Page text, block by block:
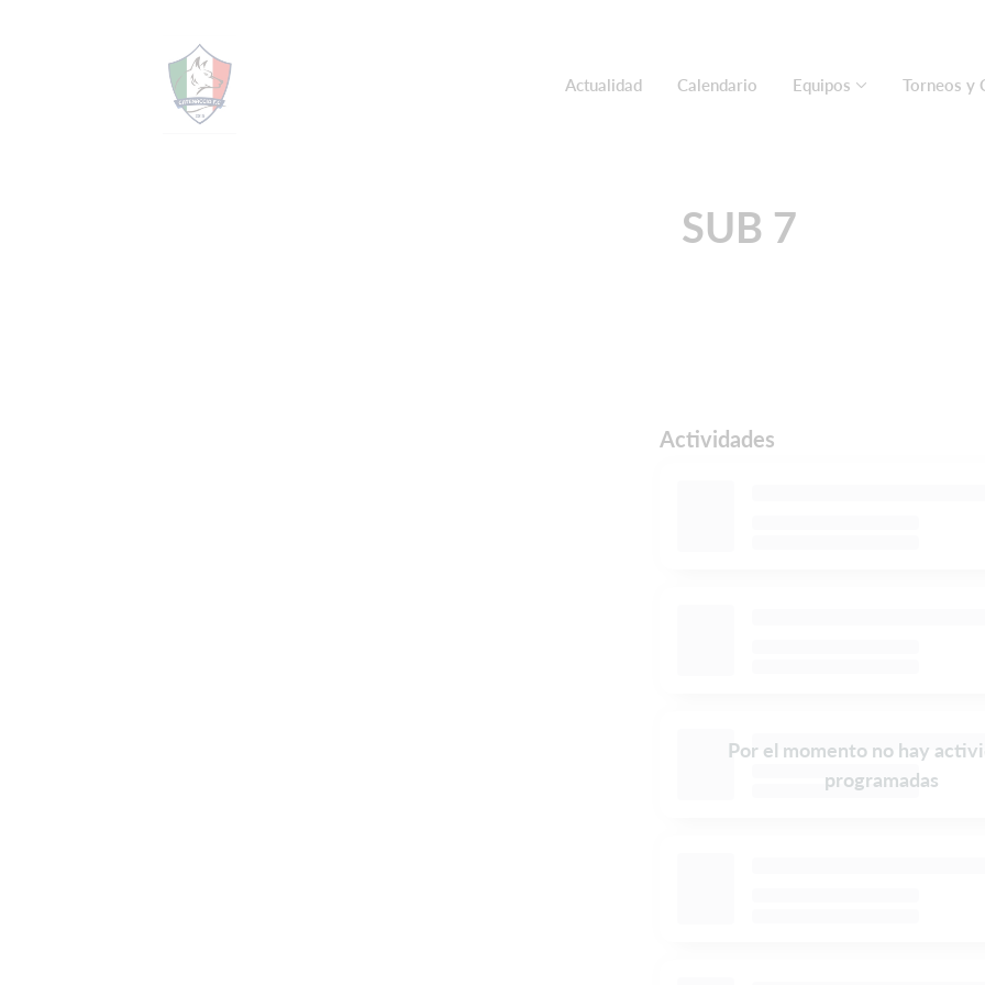
Actualidad Calendario Equipos Torneos y
SUB 7
Actividades
Por el momento no hay
programadas